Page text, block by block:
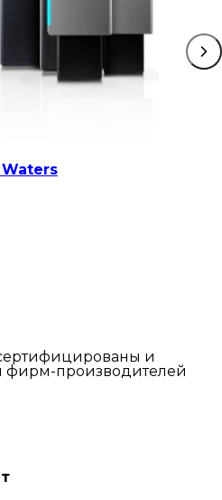
и
фирм-производителей